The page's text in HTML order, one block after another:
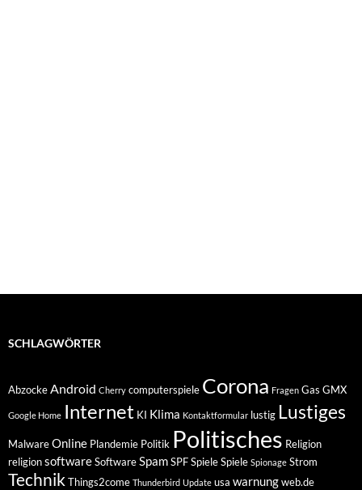
SCHLAGWÖRTER
AbzockeAndroid Cherry computerspiele Corona Fragen Gas GMX
Google Home Internet KI Klima Kontaktformular lustig Lustiges
MalwareOnline Plandemie Politik Politisches Religion
religionsoftwareSoftwareSpamSPFSpieleSpiele Spionage Strom
TechnikThings2come Thunderbird Update usa warnungweb.de